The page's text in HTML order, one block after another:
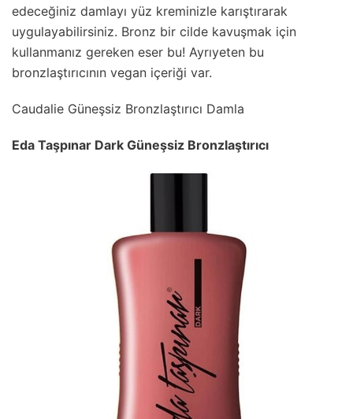
edeceğiniz damlayı yüz kreminizle karıştırarak
uygulayabilirsiniz. Bronz bir cilde kavuşmak için
kullanmanız gereken eser bu! Ayrıyeten bu
bronzlaştırıcının vegan içeriği var.
Caudalie Güneşsiz Bronzlaştırıcı Damla
Eda Taşpınar Dark Güneşsiz Bronzlaştırıcı